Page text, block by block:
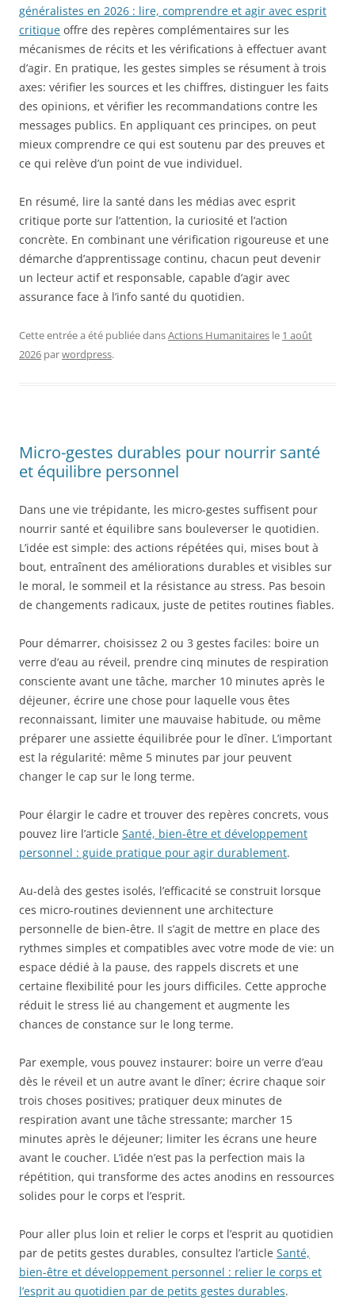
généralistes en 2026 : lire, comprendre et agir avec esprit
critique offre des repères complémentaires sur les
mécanismes de récits et les vérifications à effectuer avant
d’agir. En pratique, les gestes simples se résument à trois
axes: vérifier les sources et les chiffres, distinguer les faits
des opinions, et vérifier les recommandations contre les
messages publics. En appliquant ces principes, on peut
mieux comprendre ce qui est soutenu par des preuves et
ce qui relève d’un point de vue individuel.
En résumé, lire la santé dans les médias avec esprit
critique porte sur l’attention, la curiosité et l’action
concrète. En combinant une vérification rigoureuse et une
démarche d’apprentissage continu, chacun peut devenir
un lecteur actif et responsable, capable d’agir avec
assurance face à l’info santé du quotidien.
Cette entrée a été publiée dansActions Humanitaires le 1 août
2026 parwordpress.
Micro-gestes durables pour nourrir santé
et équilibre personnel
Dans une vie trépidante, les micro-gestes suffisent pour
nourrir santé et équilibre sans bouleverser le quotidien.
L’idée est simple: des actions répétées qui, mises bout à
bout, entraînent des améliorations durables et visibles sur
le moral, le sommeil et la résistance au stress. Pas besoin
de changements radicaux, juste de petites routines fiables.
Pour démarrer, choisissez 2 ou 3 gestes faciles: boire un
verre d’eau au réveil, prendre cinq minutes de respiration
consciente avant une tâche, marcher 10 minutes après le
déjeuner, écrire une chose pour laquelle vous êtes
reconnaissant, limiter une mauvaise habitude, ou même
préparer une assiette équilibrée pour le dîner. L’important
est la régularité: même 5 minutes par jour peuvent
changer le cap sur le long terme.
Pour élargir le cadre et trouver des repères concrets, vous
pouvez lire l’article Santé, bien-être et développement
personnel : guide pratique pour agir durablement.
Au-delà des gestes isolés, l’efficacité se construit lorsque
ces micro-routines deviennent une architecture
personnelle de bien-être. Il s’agit de mettre en place des
rythmes simples et compatibles avec votre mode de vie: un
espace dédié à la pause, des rappels discrets et une
certaine flexibilité pour les jours difficiles. Cette approche
réduit le stress lié au changement et augmente les
chances de constance sur le long terme.
Par exemple, vous pouvez instaurer: boire un verre d’eau
dès le réveil et un autre avant le dîner; écrire chaque soir
trois choses positives; pratiquer deux minutes de
respiration avant une tâche stressante; marcher 15
minutes après le déjeuner; limiter les écrans une heure
avant le coucher. L’idée n’est pas la perfection mais la
répétition, qui transforme des actes anodins en ressources
solides pour le corps et l’esprit.
Pour aller plus loin et relier le corps et l’esprit au quotidien
par de petits gestes durables, consultez l’article Santé,
bien-être et développement personnel : relier le corps et
l’esprit au quotidien par de petits gestes durables.